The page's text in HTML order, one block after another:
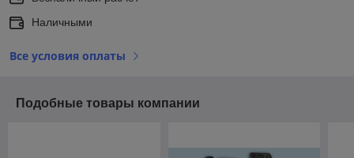
Наличными
Все условия оплаты
Подобные товары компании